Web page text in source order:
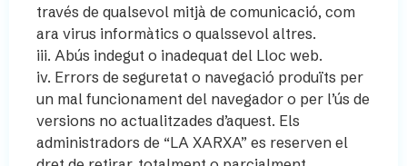
través de qualsevol mitjà de comunicació, com
ara virus informàtics o qualssevol altres.
iii. Abús indegut o inadequat del Lloc web.
iv. Errors de seguretat o navegació produïts per
un mal funcionament del navegador o per l’ús de
versions no actualitzades d’aquest. Els
administradors de “LA XARXA” es reserven el